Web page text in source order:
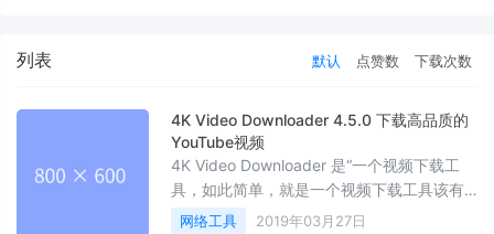
列表 默认 点赞数 下载次数
4K Video Downloader 4.5.0 下载高品质的
YouTube视频
4K Video Downloader 是“一个视频下载工
具，如此简单，就是一个视频下载工具该有
的样子”。复制 YouTube 视频链接并点击界
网络工具 2019年03月27日